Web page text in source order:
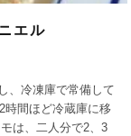
エル
、冷凍庫で常備して
時間ほど冷蔵庫に移
は、二人分で2、3